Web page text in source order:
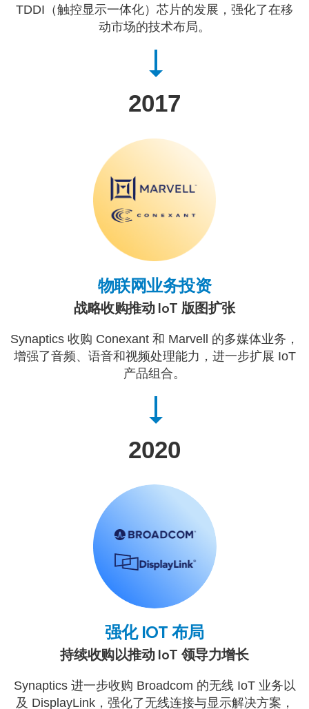
TDDI（触控显示一体化）芯片的发展，强化了在移
动市场的技术布局。
2017
物联网业务投资
战略收购推动 IoT 版图扩张
Synaptics 收购 Conexant 和 Marvell 的多媒体业务，
增强了音频、语音和视频处理能力，进一步扩展 IoT
产品组合。
2020
强化 IOT 布局
持续收购以推动 IoT 领导力增长
Synaptics 进一步收购 Broadcom 的无线 IoT 业务以
及 DisplayLink，强化了无线连接与显示解决方案，